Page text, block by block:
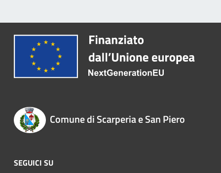
Comune di Scarperia e San Piero
SEGUICI SU